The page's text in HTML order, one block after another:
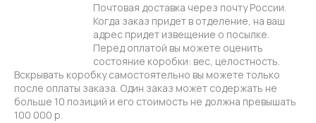
Почтовая доставка через почту России.
Когда заказ придет в отделение, на ваш
адрес придет извещение о посылке.
Перед оплатой вы можете оценить
состояние коробки: вес, целостность.
Вскрывать коробку самостоятельно вы можете только
после оплаты заказа. Один заказ может содержать не
больше 10 позиций и его стоимость не должна превышать
100 000 р.